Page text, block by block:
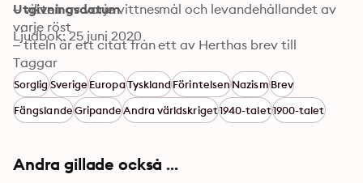
– vikten av varje vittnesmål och levandehållandet av
varje röst
– titeln är ett citat från ett av Herthas brev till
döttrarna sommaren 1942
Utgivningsdatum
Ljudbok: 25 juni 2020
Taggar
SorgligSverigeEuropaTysklandFörintelsenNazismBrev
FängslandeGripandeAndra världskriget1940-talet1900-talet
Andra gillade också ...